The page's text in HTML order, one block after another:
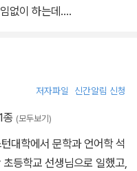
없이 하는데….
저자파일 신간알림 신청
종 (모두보기)
대학에서 문학과 언어학 석
등학교 선생님으로 일했고,